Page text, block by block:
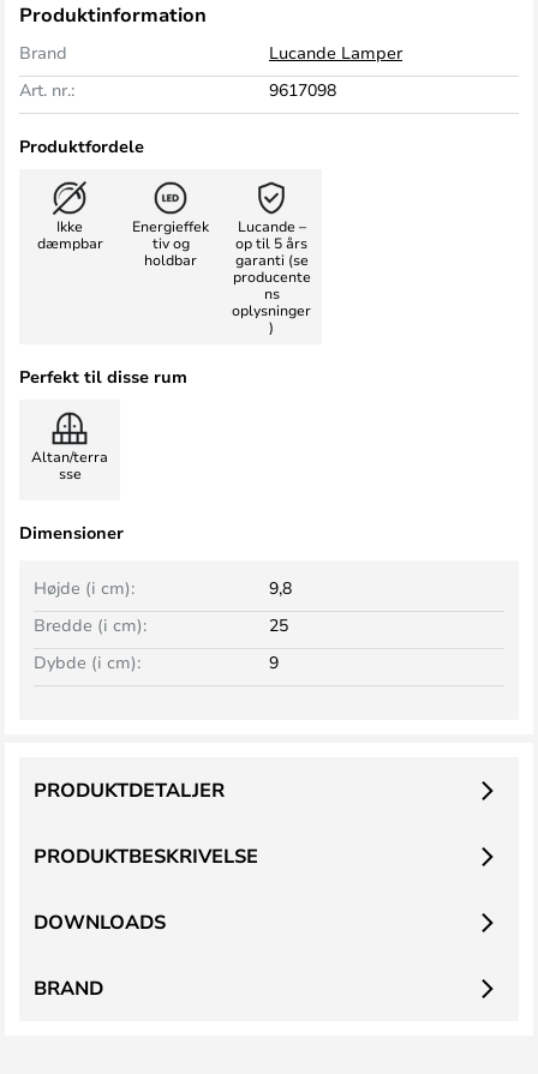
Produktinformation
Brand
Lucande Lamper
Art. nr.:
9617098
Produktfordele
Ikke
dæmpbar
Energieffek
tiv og
holdbar
Lucande –
op til 5 års
garanti (se
producente
ns
oplysninger
)
Perfekt til disse rum
Altan/terra
sse
Dimensioner
Bredde (i cm): 25
Højde (i cm): 9,8
Dybde (i cm): 9
PRODUKTBESKRIVELSE
PRODUKTDETALJER
DOWNLOADS
BRAND